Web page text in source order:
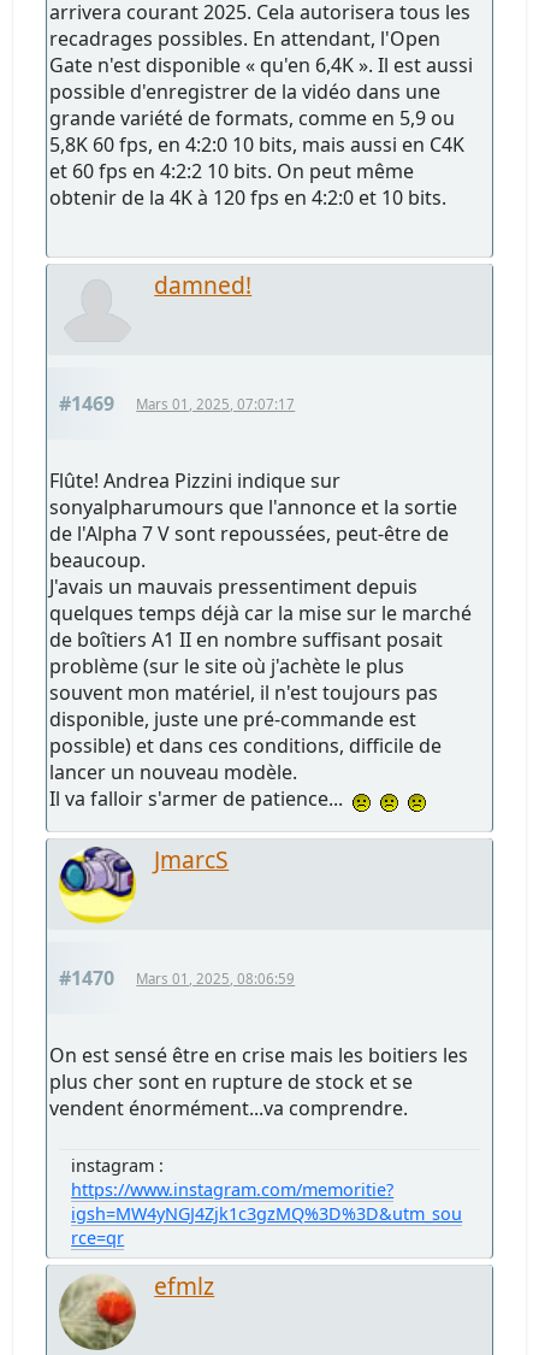
arrivera courant 2025. Cela autorisera tous les
recadrages possibles. En attendant, l'Open
Gate n'est disponible « qu'en 6,4K ». Il est aussi
possible d'enregistrer de la vidéo dans une
grande variété de formats, comme en 5,9 ou
5,8K 60 fps, en 4:2:0 10 bits, mais aussi en C4K
et 60 fps en 4:2:2 10 bits. On peut même
obtenir de la 4K à 120 fps en 4:2:0 et 10 bits.
damned!
#1469 Mars 01, 2025, 07:07:17
Flûte! Andrea Pizzini indique sur
sonyalpharumours que l'annonce et la sortie
de l'Alpha 7 V sont repoussées, peut-être de
beaucoup.
J'avais un mauvais pressentiment depuis
quelques temps déjà car la mise sur le marché
de boîtiers A1 II en nombre suffisant posait
problème (sur le site où j'achète le plus
souvent mon matériel, il n'est toujours pas
disponible, juste une pré-commande est
possible) et dans ces conditions, difficile de
lancer un nouveau modèle.
Il va falloir s'armer de patience...
JmarcS
#1470 Mars 01, 2025, 08:06:59
On est sensé être en crise mais les boitiers les
plus cher sont en rupture de stock et se
vendent énormément...va comprendre.
instagram :
https://www.instagram.com/memoritie?
igsh=MW4yNGJ4Zjk1c3gzMQ%3D%3D&utm_sou
rce=qr
efmlz